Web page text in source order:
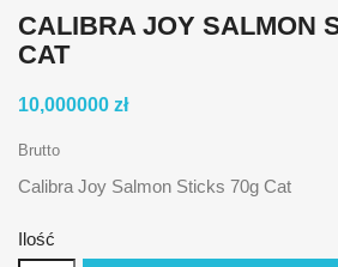
CALIBRA JOY SALMON
CAT
10,000000 zł
Brutto
Calibra Joy Salmon Sticks 70g Cat
Ilość